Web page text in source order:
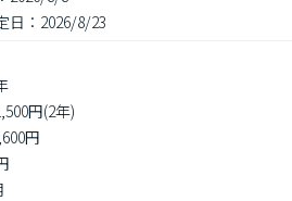
日：2026/8/23
円(2年)
円